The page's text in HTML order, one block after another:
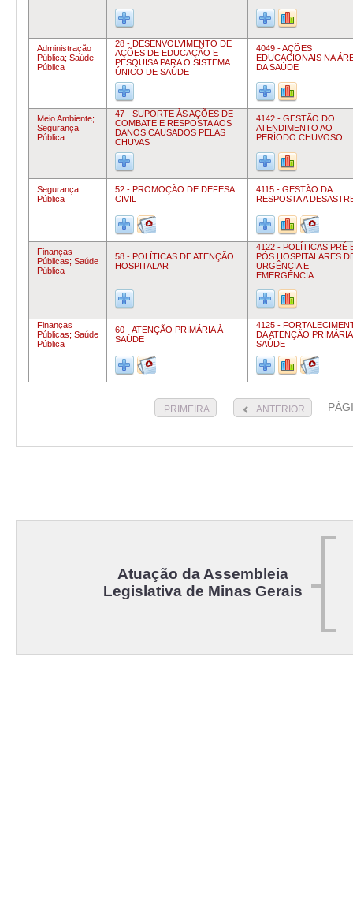
Administração
Pública; Saúde
Pública
28 - DESENVOLVIMENTO DE
AÇÕES DE EDUCAÇÃO E
PESQUISA PARA O SISTEMA
ÚNICO DE SAÚDE
4049 - AÇÕES
EDUCACIONAIS NA
DA SAÚDE
Meio Ambiente;
Segurança
Pública
47 - SUPORTE ÀS AÇÕES DE
COMBATE E RESPOSTA AOS
DANOS CAUSADOS PELAS
CHUVAS
4142 - GESTÃO DO
ATENDIMENTO AO
PERÍODO CHUVOSO
Segurança
Pública
52 - PROMOÇÃO DE DEFESA
CIVIL
4115 - GESTÃO DA
RESPOSTA A
Finanças
Públicas; Saúde
Pública
58 - POLÍTICAS DE ATENÇÃO
HOSPITALAR
4122 - POLÍTICAS PRÉ
PÓS HOSPITALARES
URGÊNCIA E
EMERGÊNCIA
Finanças
Públicas; Saúde
Pública
60 - ATENÇÃO PRIMÁRIA À
SAÚDE
4125 -
DA ATENÇÃO
SAÚDE
PRIMEIRA ANTERIOR
Atuação da Assembleia
Legislativa de Minas Gerais